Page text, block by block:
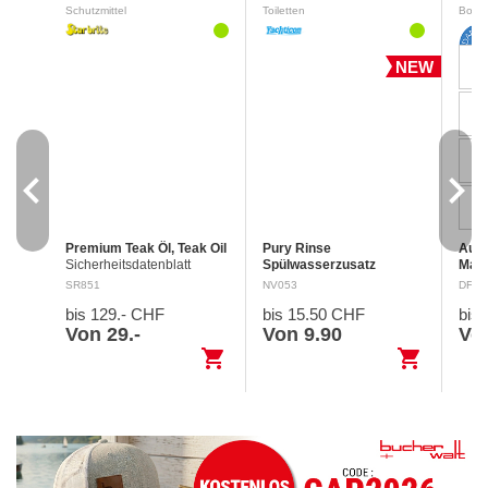
Schutzmittel
Premium Teak Öl, Teak Oil
Sicherheitsdatenblatt
Signalwort : Gefahr H304
Eindringen in die
Atemwege tödlich sein.
SR851
bis 129.- CHF
Von 29.-
shopping_cart
Toiletten
NEW
Pury Rinse
Spülwasserzusatz
Sicherheitsdatenblatt
Frischwassertanks in
mobilen Toiletten. Sorgt für
NV053
bis 15.50 CHF
Von 9.90
shopping_cart
cm
bis
navigate_before navigate_next